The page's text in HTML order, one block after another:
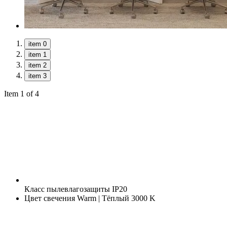
item 0
item 1
item 2
item 3
Item 1 of 4
Класс пылевлагозащиты IP20
Цвет свечения Warm | Тёплый 3000 K